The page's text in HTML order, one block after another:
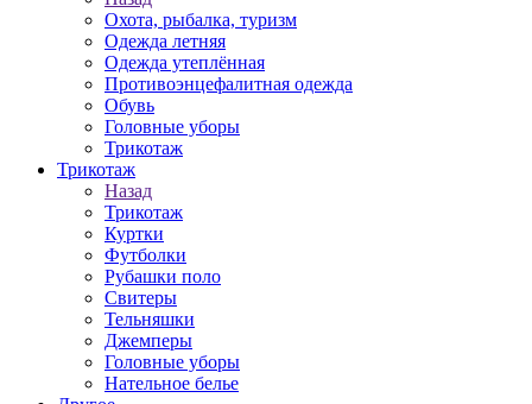
Охота, рыбалка, туризм
Одежда летняя
Одежда утеплённая
Противоэнцефалитная одежда
Обувь
Головные уборы
Трикотаж
Трикотаж
Назад
Трикотаж
Куртки
Футболки
Рубашки поло
Свитеры
Тельняшки
Джемперы
Головные уборы
Нательное белье